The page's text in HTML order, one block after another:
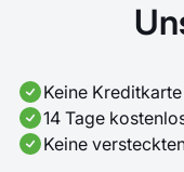
Keine
14 Tage
Keine